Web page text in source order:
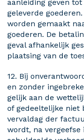
aanleiding geven
geleverde
worden gemaakt
goederen. De
geval afhankelijk
plaatsing van de
12. Bij
en zonder
gelijk aan de
of gedeeltelijke niet
vervaldag der
wordt, na